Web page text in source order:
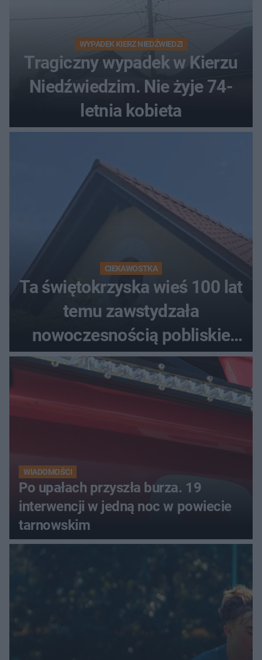
WYPADEK KIERZ NIEDŹWIEDZI
Tragiczny wypadek w Kierzu
Niedźwiedzim. Nie żyje 74-
letnia kobieta
CIEKAWOSTKA
Ta świętokrzyska wieś 100 lat
temu zawstydzała
nowoczesnością pobliskie
miasta. Prąd, telefon i
luksusowa auta
WIADOMOŚCI
Po upałach przyszła burza. 19
interwencji w jedną noc w powiecie
tarnowskim